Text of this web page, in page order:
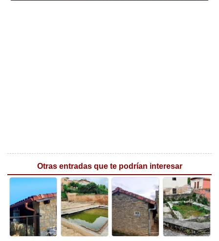
Otras entradas que te podrían interesar